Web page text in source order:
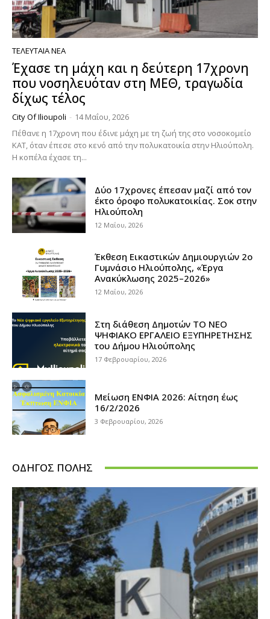
ΤΕΛΕΥΤΑΊΑ ΝΈΑ
Έχασε τη μάχη και η δεύτερη 17χρονη
που νοσηλευόταν στη ΜΕΘ, τραγωδία
δίχως τέλος
City Of Ilioupoli - 14 Μαΐου, 2026
Πέθανε η 17χρονη που έδινε μάχη με τη ζωή της στο νοσοκομείο
ΚΑΤ, όταν έπεσε στο κενό από την πολυκατοικία στην Ηλιούπολη.
Η κοπέλα έχασε τη...
Δύο 17χρονες έπεσαν μαζί από τον
έκτο όροφο πολυκατοικίας. Σοκ στην
Ηλιούπολη
12 Μαΐου, 2026
Έκθεση Εικαστικών Δημιουργιών 2ο
Γυμνάσιο Ηλιούπολης, «Έργα
Ανακύκλωσης 2025–2026»
12 Μαΐου, 2026
Στη διάθεση Δημοτών ΤΟ ΝΕΟ
ΨΗΦΙΑΚΟ ΕΡΓΑΛΕΙΟ ΕΞΥΠΗΡΕΤΗΣΗΣ
του Δήμου Ηλιούπολης
17 Φεβρουαρίου, 2026
Μείωση ΕΝΦΙΑ 2026: Αίτηση έως
16/2/2026
3 Φεβρουαρίου, 2026
ΟΔΗΓΌΣ ΠΌΛΗΣ